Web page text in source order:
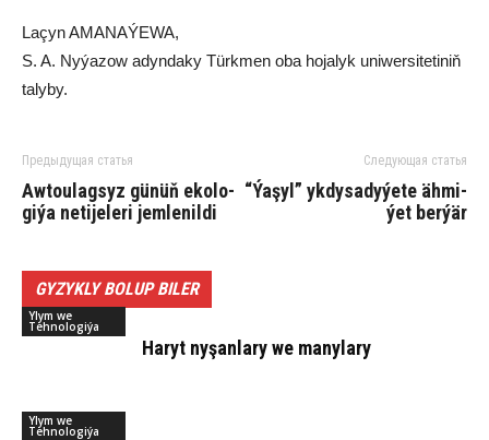
Laçyn AMANAÝEWA,
S. A. Nyýazow adyndaky Türkmen oba hojalyk uniwersitetiniň
talyby.
Предыдущая статья
Aw­tou­lag­syz gü­nüň eko­lo­
gi­ýa ne­ti­je­le­ri jem­le­nil­di
Следующая статья
“Ýa­şyl” yk­dy­sa­dy­ýe­te äh­mi­
ýet ber­ýär
GYZYKLY BOLUP BILER
Ylym we
Tehnologiýa
Ha­ryt ny­şan­la­ry we ma­ny­la­ry
Ylym we
Tehnologiýa